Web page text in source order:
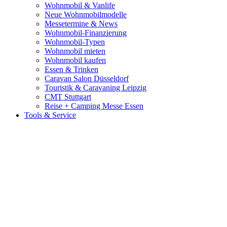
Wohnmobil & Vanlife
Neue Wohnmobilmodelle
Messetermine & News
Wohnmobil-Finanzierung
Wohnmobil-Typen
Wohnmobil mieten
Wohnmobil kaufen
Essen & Trinken
Caravan Salon Düsseldorf
Touristik & Caravaning Leipzig
CMT Stuttgart
Reise + Camping Messe Essen
Tools & Service